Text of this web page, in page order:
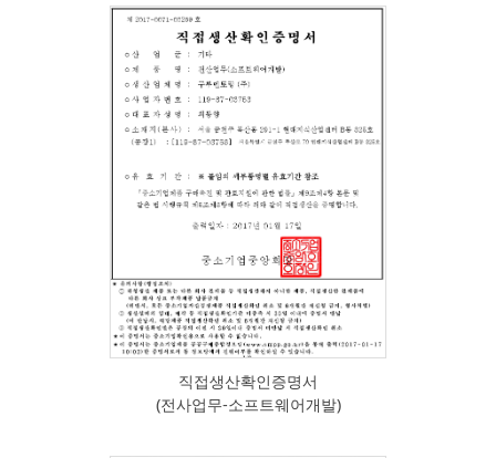
직접생산확인증명서
(전사업무-소프트웨어개발)